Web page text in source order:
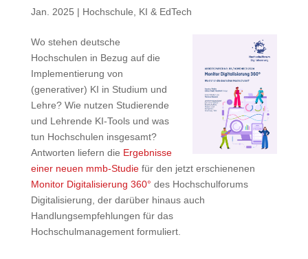
Jan. 2025 | Hochschule KI & EdTech
Wo stehen deutsche
Hochschulen in Bezug auf die
Implementierung von
(generativer) KI in Studium und
Lehre? Wie nutzen Studierende
und Lehrende KI-Tools und was
tun Hochschulen insgesamt?
Antworten liefern die Ergebnisse
einer neuen mmb-Studiefür den jetzt erschienenen
Monitor Digitalisierung 360° des Hochschulforums
Digitalisierung, der darüber hinaus auch
Handlungsempfehlungen für das
Hochschulmanagement formuliert.